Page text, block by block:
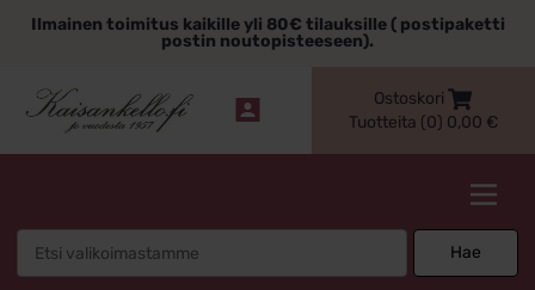
sisältöönIlmainen toimitus kaikille yli 80€ tilauksille ( postipaketti
postin noutopisteeseen).
Ostoskori
Tuotteita (0) 0,00 €
Hae